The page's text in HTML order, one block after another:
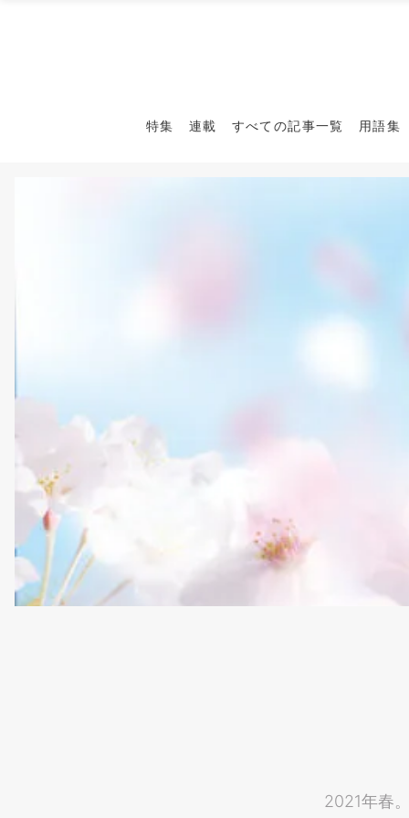
特集 連載 すべての記事一覧 用語集
2021年春